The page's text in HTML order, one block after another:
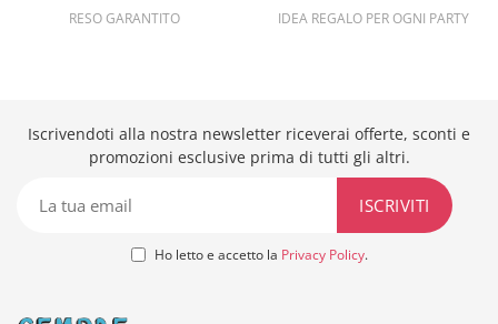
RESO GARANTITO IDEA REGALO PER OGNI PARTY
Iscrivendoti alla nostra newsletter riceverai offerte, sconti e
promozioni esclusive prima di tutti gli altri.
Ho letto e accetto la Privacy Policy.